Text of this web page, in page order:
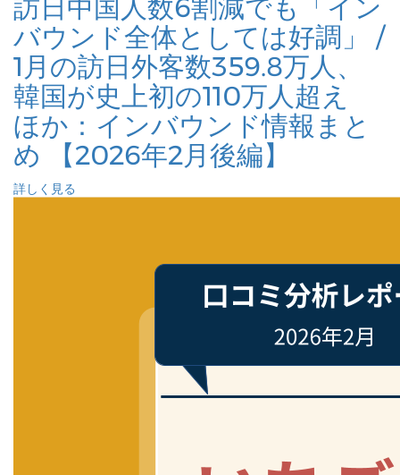
訪日中国人数6割減でも「イン
バウンド全体としては好調」 /
1月の訪日外客数359.8万人、
韓国が史上初の110万人超え
ほか：インバウンド情報まと
め 【2026年2月後編】
詳しく見る